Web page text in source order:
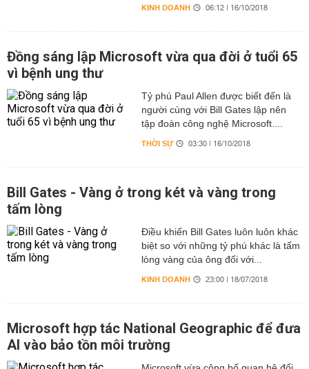
KINH DOANH 06:12 | 16/10/2018
Đồng sáng lập Microsoft vừa qua đời ở tuổi 65
vì bệnh ung thư
Tỷ phú Paul Allen được biết đến là
người cùng với Bill Gates lập nên
tập đoàn công nghệ Microsoft....
THỜI SỰ 03:30 | 16/10/2018
Bill Gates - Vàng ở trong két và vàng trong
tấm lòng
Điều khiến Bill Gates luôn luôn khác
biệt so với những tỷ phú khác là tấm
lòng vàng của ông đối với...
KINH DOANH 23:00 | 18/07/2018
Microsoft hợp tác National Geographic để đưa
AI vào bảo tồn môi trường